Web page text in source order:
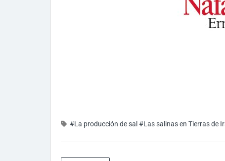
#La producción de sal #Las salinas en Tierras de